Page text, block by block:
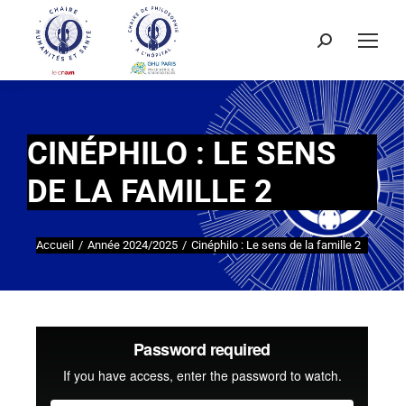
CINÉPHILO : LE SENS
DE LA FAMILLE 2
Vous êtes ici :
Accueil Année 2024/2025 Cinéphilo : Le sens de la famille 2